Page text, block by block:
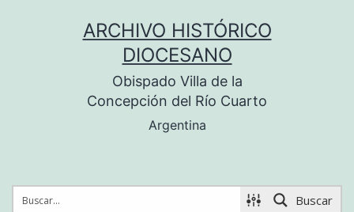
ARCHIVO HISTÓRICO
DIOCESANO
Obispado Villa de la
Concepción del Río Cuarto
Argentina
Buscar